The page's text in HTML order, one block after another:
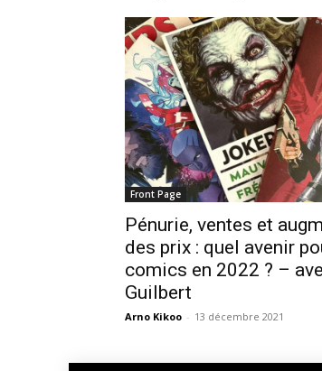
Front Page
Pénurie, ventes et
des prix : quel avenir
comics en 2022 ? –
Guilbert
Arno Kikoo - 13 décembre 2021